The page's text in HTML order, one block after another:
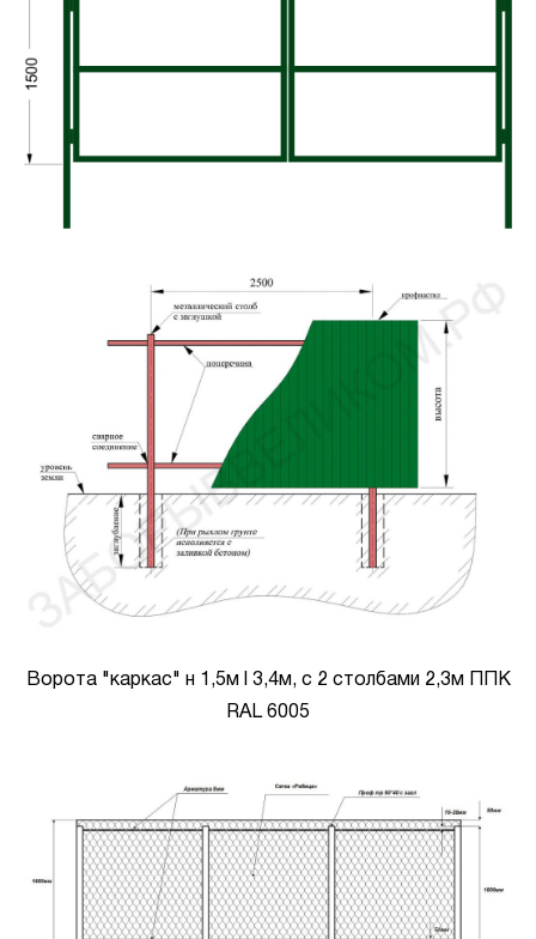
Ворота "каркас" н 1,5м l 3,4м, с 2 столбами 2,3м ППК
RAL 6005